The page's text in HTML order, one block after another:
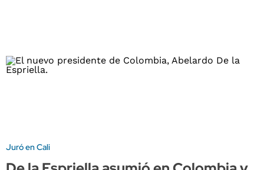
Juró en Cali